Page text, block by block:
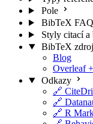
Pole
BibTeX FAQ
Styly citací
BibTeX
Blog
Overleaf
Odkazy
🔗
🔗
🔗 R